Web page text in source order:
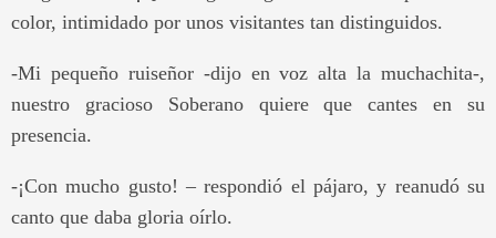
color, intimidado por unos visitantes tan distinguidos.
-Mi pequeño ruiseñor -dijo en voz alta la muchachita-,
nuestro gracioso Soberano quiere que cantes en su
presencia.
-¡Con mucho gusto! – respondió el pájaro, y reanudó su
canto que daba gloria oírlo.